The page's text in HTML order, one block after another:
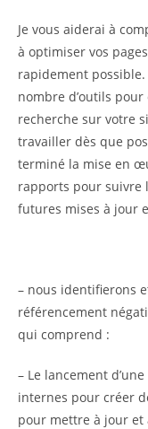
Je vous aiderai à
à optimiser vos
rapidement
nombre d’outils
recherche sur votre
travailler dès que
terminé la mise en
rapports pour suivre
futures mises à jour
– nous identifierons
référencement
qui comprend :
– Le lancement
internes pour créer
pour mettre à jour